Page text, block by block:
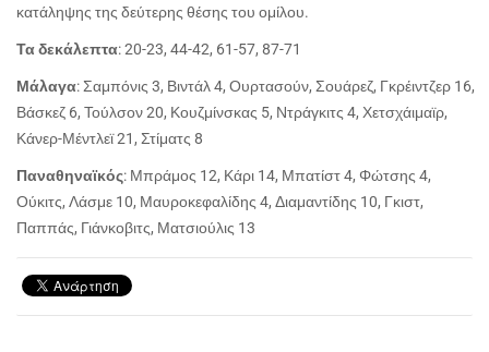
κατάληψης της δεύτερης θέσης του ομίλου.
Τα δεκάλεπτα: 20-23, 44-42, 61-57, 87-71
Μάλαγα: Σαμπόνις 3, Βιντάλ 4, Ουρτασούν, Σουάρεζ, Γκρέιντζερ 16,
Βάσκεζ 6, Τούλσον 20, Κουζμίνσκας 5, Ντράγκιτς 4, Χετσχάιμαϊρ,
Κάνερ-Μέντλεϊ 21, Στίματς 8
Παναθηναϊκός: Μπράμος 12, Κάρι 14, Μπατίστ 4, Φώτσης 4,
Ούκιτς, Λάσμε 10, Μαυροκεφαλίδης 4, Διαμαντίδης 10, Γκιστ,
Παππάς, Γιάνκοβιτς, Ματσιούλις 13